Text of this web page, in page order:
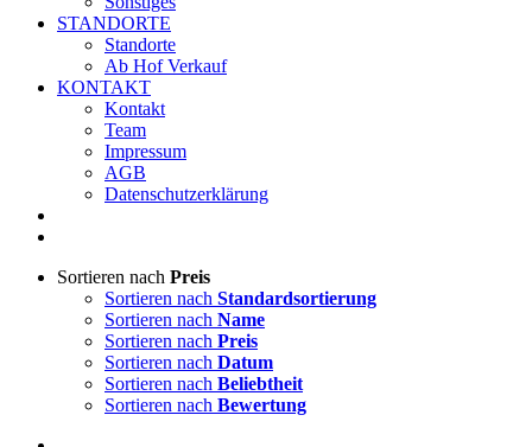
STANDORTE
Standorte
Ab Hof Verkauf
KONTAKT
Kontakt
Team
Impressum
AGB
Datenschutzerklärung
Sortieren nach Preis
Sortieren nach Standardsortierung
Sortieren nach Name
Sortieren nach Preis
Sortieren nach Datum
Sortieren nach Beliebtheit
Sortieren nach Bewertung